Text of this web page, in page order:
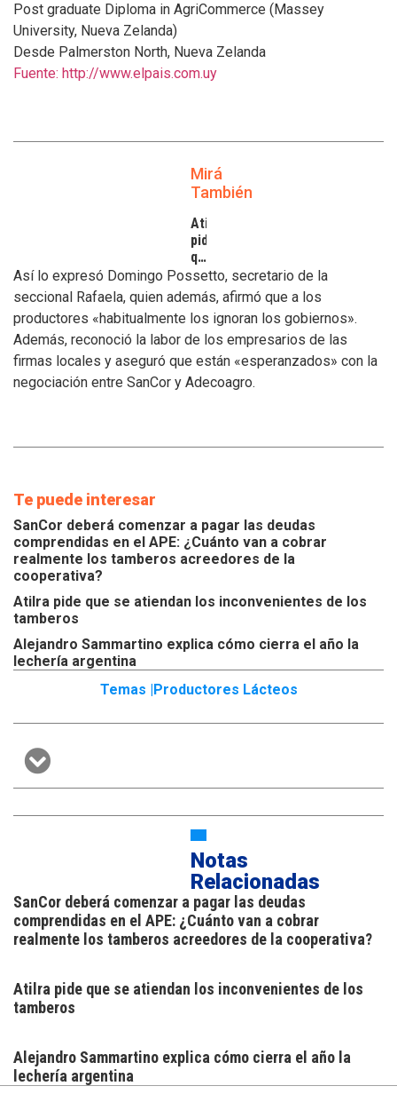
Post graduate Diploma in AgriCommerce (Massey
University, Nueva Zelanda)
Desde Palmerston North, Nueva Zelanda
Fuente: http://www.elpais.com.uy
Mirá
También
Atilra
pide
que
se
atiendan
inconvenientes
de
los
tamberos
Así lo expresó Domingo Possetto, secretario de la
seccional Rafaela, quien además, afirmó que a los
productores «habitualmente los ignoran los gobiernos».
Además, reconoció la labor de los empresarios de las
firmas locales y aseguró que están «esperanzados» con la
negociación entre SanCor y Adecoagro.
Te puede interesar
SanCor deberá comenzar a pagar las deudas
comprendidas en el APE: ¿Cuánto van a cobrar
realmente los tamberos acreedores de la
cooperativa?
Atilra pide que se atiendan los inconvenientes de los
tamberos
Alejandro Sammartino explica cómo cierra el año la
lechería argentina
Temas |
Productores Lácteos
Notas
Relacionadas
SanCor deberá comenzar a pagar las deudas
comprendidas en el APE: ¿Cuánto van a cobrar
realmente los tamberos acreedores de la cooperativa?
Atilra pide que se atiendan los inconvenientes de los
tamberos
Alejandro Sammartino explica cómo cierra el año la
lechería argentina